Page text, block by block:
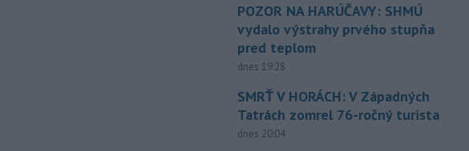
POZOR NA HARÚČAVY: SHMÚ
vydalo výstrahy prvého stupňa
pred teplom
dnes 19:28
SMRŤ V HORÁCH: V Západných
Tatrách zomrel 76-ročný turista
dnes 20:04